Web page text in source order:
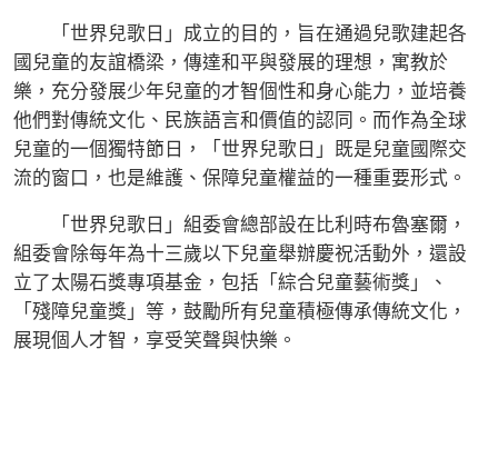
「世界兒歌日」成立的目的，旨在通過兒歌建起各
國兒童的友誼橋梁，傳達和平與發展的理想，寓教於
樂，充分發展少年兒童的才智個性和身心能力，並培養
他們對傳統文化、民族語言和價值的認同。而作為全球
兒童的一個獨特節日，「世界兒歌日」既是兒童國際交
流的窗口，也是維護、保障兒童權益的一種重要形式。
「世界兒歌日」組委會總部設在比利時布魯塞爾，
組委會除每年為十三歲以下兒童舉辦慶祝活動外，還設
立了太陽石獎專項基金，包括「綜合兒童藝術獎」、
「殘障兒童獎」等，鼓勵所有兒童積極傳承傳統文化，
展現個人才智，享受笑聲與快樂。